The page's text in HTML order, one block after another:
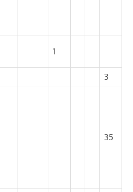
1
3
35